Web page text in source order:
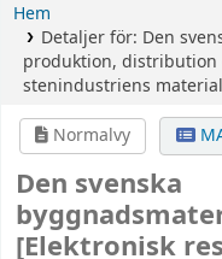
Hem
Detaljer för: Den
produktion, distribution
stenindustriens
Normalvy
Den svenska
[Elektronisk